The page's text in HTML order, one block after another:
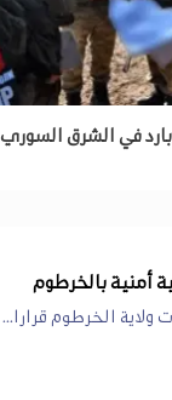
في الشرق السوري
أمنية بالخرطوم
الخرطوم قرارا...